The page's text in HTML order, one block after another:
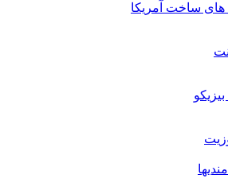
های ساخت آمریکا